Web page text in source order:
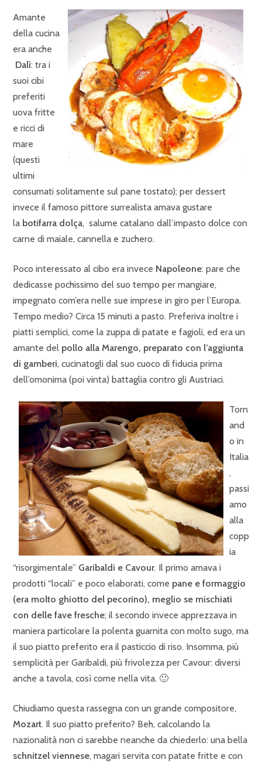
Amante
della cucina
era anche
Dalì: tra i
suoi cibi
preferiti
uova fritte
e ricci di
mare
(questi
ultimi
consumati solitamente sul pane tostato); per dessert
invece il famoso pittore surrealista amava gustare
la botifarra dolça, salume catalano dall’impasto dolce con
carne di maiale, cannella e zuchero.
Poco interessato al cibo era invece Napoleone: pare che
dedicasse pochissimo del suo tempo per mangiare,
impegnato com’era nelle sue imprese in giro per l’Europa.
Tempo medio? Circa 15 minuti a pasto. Preferiva inoltre i
piatti semplici, come la zuppa di patate e fagioli, ed era un
amante del pollo alla Marengo, preparato con l’aggiunta
di gamberi, cucinatogli dal suo cuoco di fiducia prima
dell’omonima (poi vinta) battaglia contro gli Austriaci.
Torn
and
o in
Italia
,
passi
amo
alla
copp
ia
“risorgimentale” Garibaldi e Cavour. Il primo amava i
prodotti “locali” e poco elaborati, come pane e formaggio
(era molto ghiotto del pecorino), meglio se mischiati
con delle fave fresche; il secondo invece apprezzava in
maniera particolare la polenta guarnita con molto sugo, ma
il suo piatto preferito era il pasticcio di riso. Insomma, più
semplicità per Garibaldi, più frivolezza per Cavour: diversi
anche a tavola, così come nella vita. 🙂
Chiudiamo questa rassegna con un grande compositore,
Mozart. Il suo piatto preferito? Beh, calcolando la
nazionalità non ci sarebbe neanche da chiederlo: una bella
schnitzel viennese, magari servita con patate fritte e con